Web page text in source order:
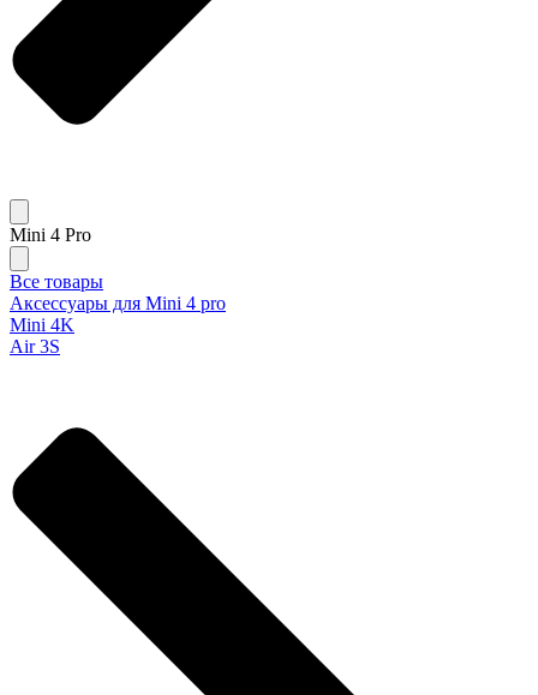
Mini 4 Pro
Все товары
Аксессуары для Mini 4 pro
Mini 4K
Air 3S